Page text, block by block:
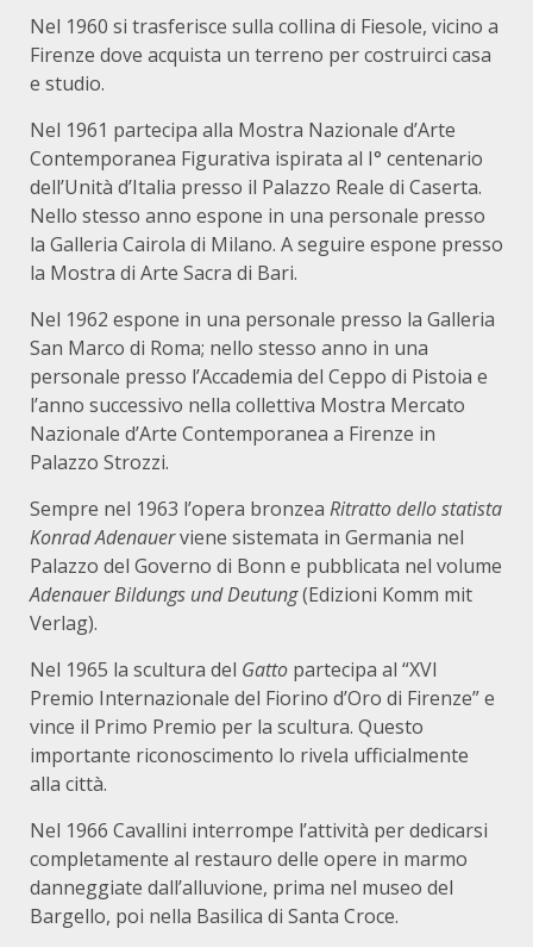
Nel 1960 si trasferisce sulla collina di Fiesole, vicino a
Firenze dove acquista un terreno per costruirci casa
e studio.
Nel 1961 partecipa alla Mostra Nazionale d’Arte
Contemporanea Figurativa ispirata al I° centenario
dell’Unità d’Italia presso il Palazzo Reale di Caserta.
Nello stesso anno espone in una personale presso
la Galleria Cairola di Milano. A seguire espone presso
la Mostra di Arte Sacra di Bari.
Nel 1962 espone in una personale presso la Galleria
San Marco di Roma; nello stesso anno in una
personale presso l’Accademia del Ceppo di Pistoia e
l’anno successivo nella collettiva Mostra Mercato
Nazionale d’Arte Contemporanea a Firenze in
Palazzo Strozzi.
Sempre nel 1963 l’opera bronzea Ritratto dello statista
Konrad Adenauerviene sistemata in Germania nel
Palazzo del Governo di Bonn e pubblicata nel volume
Adenauer Bildungs und Deutung(Edizioni Komm mit
Verlag).
Nel 1965 la scultura del Gatto partecipa al “XVI
Premio Internazionale del Fiorino d’Oro di Firenze” e
vince il Primo Premio per la scultura. Questo
importante riconoscimento lo rivela ufficialmente
alla città.
Nel 1966 Cavallini interrompe l’attività per dedicarsi
completamente al restauro delle opere in marmo
danneggiate dall’alluvione, prima nel museo del
Bargello, poi nella Basilica di Santa Croce.